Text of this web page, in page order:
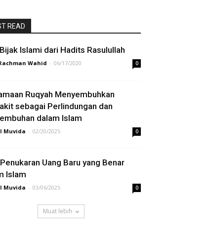
READ
Islami dari Hadits Rasulullah
Wahid - 06/17/2020 0
Ruqyah Menyembuhkan
sebagai Perlindungan dan
dalam Islam
Muvida - 02/20/2025 0
Uang Baru yang Benar
Islam
Muvida - 03/06/2025 0
Muat lebih